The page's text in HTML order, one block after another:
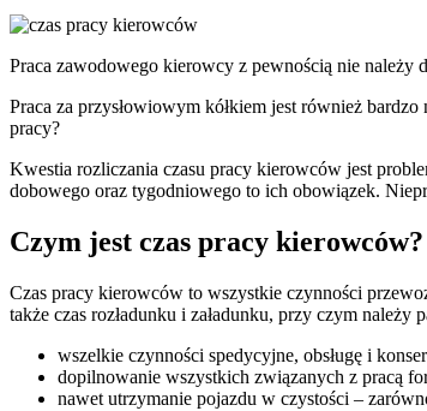
Praca zawodowego kierowcy z pewnością nie należy
Praca za przysłowiowym kółkiem jest również
pracy?
Kwestia rozliczania czasu pracy kierowców jest
dobowego oraz tygodniowego to ich obowiązek.
Czym jest czas pracy kierowców?
Czas pracy kierowców to wszystkie czynności
także czas rozładunku i załadunku, przy czym
wszelkie czynności spedycyjne, obsługę i
dopilnowanie wszystkich związanych z pracą
nawet utrzymanie pojazdu w czystości –